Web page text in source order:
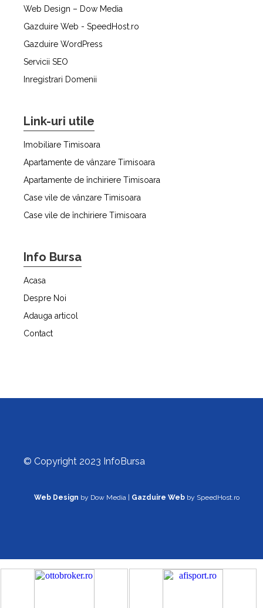
Web Design – Dow Media
Gazduire Web - SpeedHost.ro
Gazduire WordPress
Servicii SEO
Inregistrari Domenii
Link-uri utile
Imobiliare Timisoara
Apartamente de vânzare Timisoara
Apartamente de închiriere Timisoara
Case vile de vânzare Timisoara
Case vile de închiriere Timisoara
Info Bursa
Acasa
Despre Noi
Adauga articol
Contact
© Copyright 2023 InfoBursa
Web Design by Dow Media | Gazduire Web by SpeedHost.ro